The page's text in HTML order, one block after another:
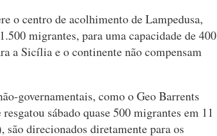
o centro de acolhimento de Lampedusa,
migrantes, para uma capacidade de 400
a Sicília e o continente não compensam
governamentais, como o Geo Barrents
sábado quase 500 migrantes em 11
são direcionados diretamente para os